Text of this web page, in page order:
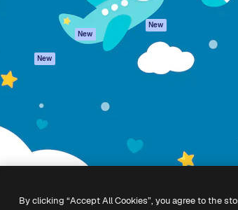
Claude/ChatGPT
New
New
API
App móvel
privacidade
Originais New
Política de cookies
Central de
confiabilidade
Empresas
Blog
os direitos reservados.
By clicking “Accept All Cookies”, you agree to the